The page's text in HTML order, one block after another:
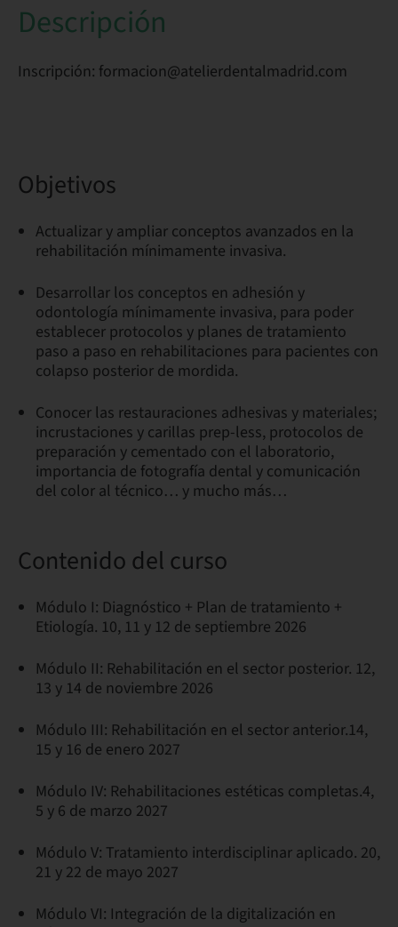
Descripción
Inscripción: formacion@atelierdentalmadrid.com
Objetivos
Actualizar y ampliar conceptos avanzados en la
rehabilitación mínimamente invasiva.
Desarrollar los conceptos en adhesión y
odontología mínimamente invasiva, para poder
establecer protocolos y planes de tratamiento
paso a paso en rehabilitaciones para pacientes con
colapso posterior de mordida.
Conocer las restauraciones adhesivas y materiales;
incrustaciones y carillas prep-less, protocolos de
preparación y cementado con el laboratorio,
importancia de fotografía dental y comunicación
del color al técnico… y mucho más…
Contenido del curso
Módulo I: Diagnóstico + Plan de tratamiento +
Etiología. 10, 11 y 12 de septiembre 2026
Módulo II: Rehabilitación en el sector posterior. 12,
13 y 14 de noviembre 2026
Módulo III: Rehabilitación en el sector anterior.14,
15 y 16 de enero 2027
Módulo IV: Rehabilitaciones estéticas completas.4,
5 y 6 de marzo 2027
Módulo V: Tratamiento interdisciplinar aplicado. 20,
21 y 22 de mayo 2027
Módulo VI: Integración de la digitalización en